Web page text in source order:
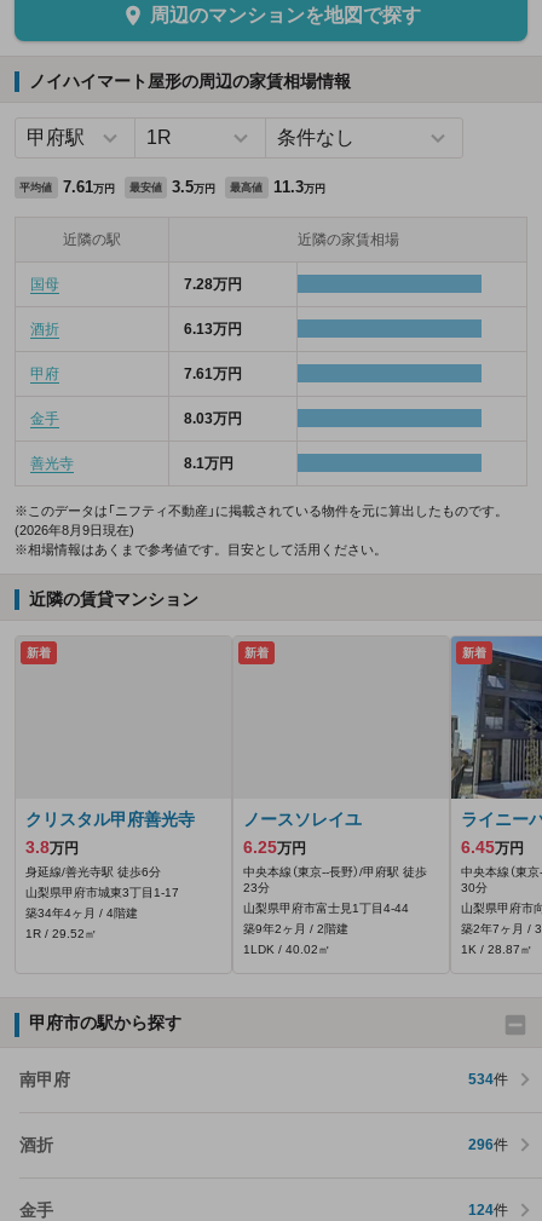
周辺のマンションを地図で探す
ノイハイマート屋形の周辺の家賃相場情報
平均値 7.61万円 最安値 3.5万円 最高値 11.3万円
近隣の駅 近隣の家賃相場
国母 7.28万円
酒折 6.13万円
甲府 7.61万円
金手 8.03万円
善光寺 8.1万円
※このデータは「ニフティ不動産」に掲載されている物件を元に算出したものです。
(2026年8月9日現在)
※相場情報はあくまで参考値です。目安として活用ください。
近隣の賃貸マンション
新着
クリスタル甲府善光寺
3.8万円
身延線/善光寺駅 徒歩6分
山梨県甲府市城東3丁目1-17
築34年4ヶ月 / 4階建
1R / 29.52㎡
新着
ノースソレイユ
6.25万円
中央本線（東京--長野）/甲府駅 徒歩
23分
山梨県甲府市富士見1丁目4-44
築9年2ヶ月 / 2階建
1LDK / 40.02㎡
新着
ライニー
6.45万円
中央本線（東
30分
山梨県甲府市
築2年7ヶ月 /
1K / 28.87㎡
甲府市の駅から探す
南甲府 534件
酒折 296件
金手 124件